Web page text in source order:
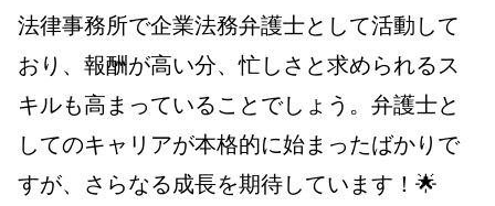
法律事務所で企業法務弁護士として活動して
おり、報酬が高い分、忙しさと求められるス
キルも高まっていることでしょう。弁護士と
してのキャリアが本格的に始まったばかりで
すが、さらなる成長を期待しています！🌟